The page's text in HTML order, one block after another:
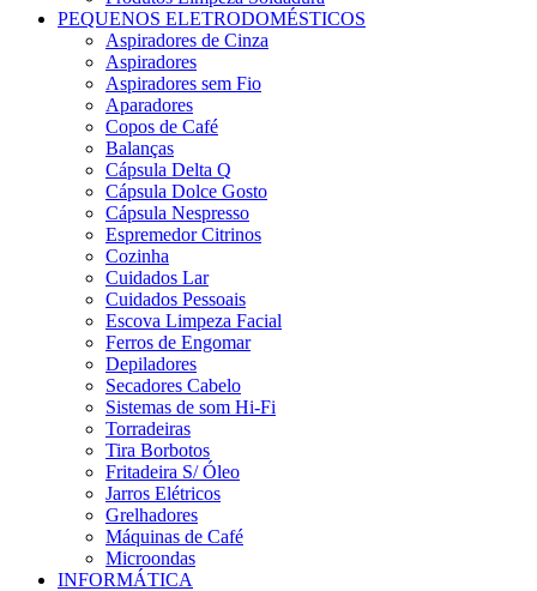
PEQUENOS ELETRODOMÉSTICOS
Aspiradores de Cinza
Aspiradores
Aspiradores sem Fio
Aparadores
Copos de Café
Balanças
Cápsula Delta Q
Cápsula Dolce Gosto
Cápsula Nespresso
Espremedor Citrinos
Cozinha
Cuidados Lar
Cuidados Pessoais
Escova Limpeza Facial
Ferros de Engomar
Depiladores
Secadores Cabelo
Sistemas de som Hi-Fi
Torradeiras
Tira Borbotos
Fritadeira S/ Óleo
Jarros Elétricos
Grelhadores
Máquinas de Café
Microondas
INFORMÁTICA